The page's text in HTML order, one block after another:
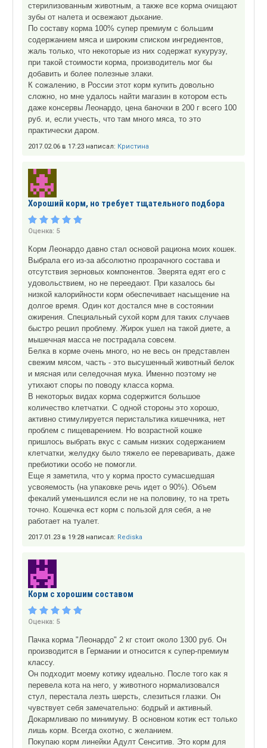
стерилизованным животным, a также все корма очищают
зубы от налета и освежают дыхание.
По составу корма 100% супер премиум с большим
содержанием мяса и широким списком ингредиентов,
жаль только, что некоторые из них содержат кукурузу,
при такой стоимости корма, производитель мог бы
добавить и более полезные злаки.
К сожалению, в России этот корм купить довольно
сложно, но мне удалось найти магазин в котором есть
даже консервы Леонардо, цена баночки в 200 г всего 100
руб. и, если учесть, что там много мяса, то это
практически даром.
2017.02.06 в 17:23 написал: Кристина
Хороший корм, но требует тщательного подбора
Оценка: 5
Корм Леонардо давно стал основой рациона моих кошек.
Выбрала его из-за абсолютно прозрачного состава и
отсутствия зерновых компонентов. Зверята едят его с
удовольствием, но не переедают. При казалось бы
низкой калорийности корм обеспечивает насыщение на
долгое время. Один кот достался мне в состоянии
ожирения. Специальный сухой корм для таких случаев
быстро решил проблему. Жирок ушел на такой диете, а
мышечная масса не пострадала совсем.
Белка в корме очень много, но не весь он представлен
свежим мясом, часть - это высушенный животный белок
и мясная или селедочная мука. Именно поэтому не
утихают споры по поводу класса корма.
В некоторых видах корма содержится большое
количество клетчатки. С одной стороны это хорошо,
активно стимулируется перистальтика кишечника, нет
проблем с пищеварением. Но возрастной кошке
пришлось выбрать вкус с самым низких содержанием
клетчатки, желудку было тяжело ее переваривать, даже
пребиотики особо не помогли.
Еще я заметила, что у корма просто сумасшедшая
усвояемость (на упаковке речь идет о 90%). Объем
фекалий уменьшился если не на половину, то на треть
точно. Кошечка ест корм с пользой для себя, а не
работает на туалет.
2017.01.23 в 19:28 написал: Rediska
Корм с хорошим составом
Оценка: 5
Пачка корма "Леонардо" 2 кг стоит около 1300 руб. Он
производится в Германии и относится к супер-премиум
классу.
Он подходит моему котику идеально. После того как я
перевела кота на него, у животного нормализовался
стул, перестала лезть шерсть, слезиться глазки. Он
чувствует себя замечательно: бодрый и активный.
Докармливаю по минимуму. В основном котик ест только
лишь корм. Всегда охотно, с желанием.
Покупаю корм линейки Адулт Сенситив. Это корм для